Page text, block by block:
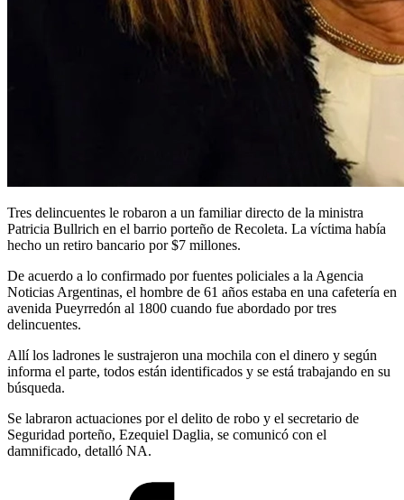
Tres delincuentes le robaron a un familiar directo de la ministra
Patricia Bullrich en el barrio porteño de Recoleta. La víctima había
hecho un retiro bancario por $7 millones.
De acuerdo a lo confirmado por fuentes policiales a la Agencia
Noticias Argentinas, el hombre de 61 años estaba en una cafetería en
avenida Pueyrredón al 1800 cuando fue abordado por tres
delincuentes.
Allí los ladrones le sustrajeron una mochila con el dinero y según
informa el parte, todos están identificados y se está trabajando en su
búsqueda.
Se labraron actuaciones por el delito de robo y el secretario de
Seguridad porteño, Ezequiel Daglia, se comunicó con el
damnificado, detalló NA.